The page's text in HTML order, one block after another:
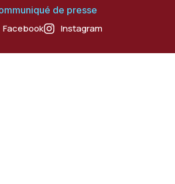
de presse
Facebook Instagram